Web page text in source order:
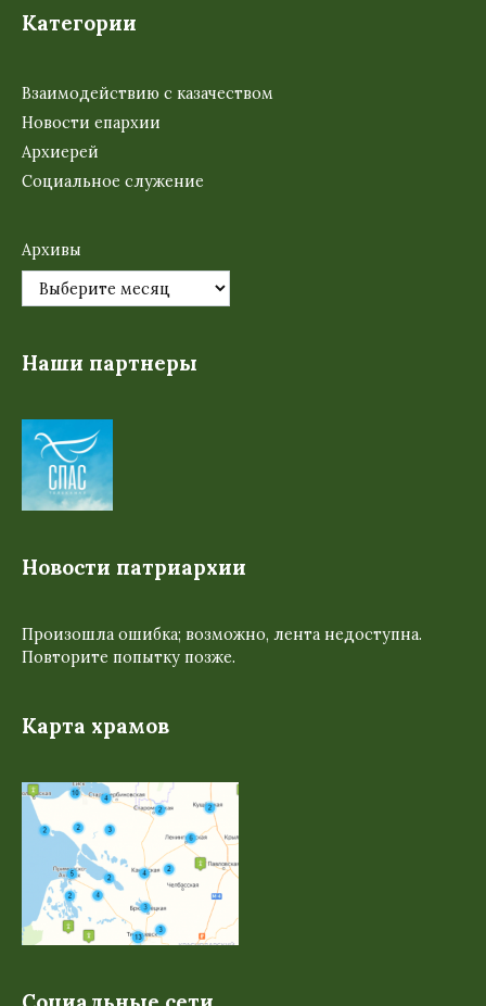
Категории
Взаимодействию с казачеством
Новости епархии
Архиерей
Социальное служение
Архивы
Наши партнеры
Новости патриархии
Произошла ошибка; возможно, лента недоступна.
Повторите попытку позже.
Карта храмов